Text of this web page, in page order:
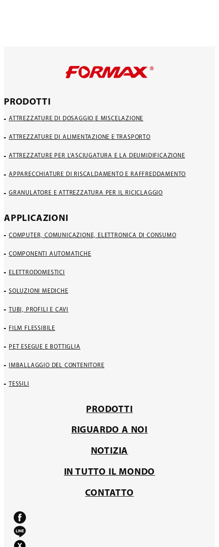
PRODOTTI
ATTREZZATURE DI DOSAGGIO E MISCELAZIONE
ATTREZZATURE DI ALIMENTAZIONE E TRASPORTO
ATTREZZATURE PER L'ASCIUGATURA E LA DEUMIDIFICAZIONE
APPARECCHIATURE DI RISCALDAMENTO E RAFFREDDAMENTO
GRANULATORE E ATTREZZATURA PER IL RICICLAGGIO
APPLICAZIONI
COMPUTER, COMUNICAZIONE, ELETTRONICA DI CONSUMO
COMPONENTI AUTOMATICHE
ELETTRODOMESTICI
SOLUZIONI MEDICHE
TUBI, PROFILI E CAVI
FILM FLESSIBILE
PET ESEGUE E BOTTIGLIA
IMBALLAGGIO DEL CONTENITORE
TESSILI
PRODOTTI
RIGUARDO A NOI
NOTIZIA
IN TUTTO IL MONDO
CONTATTO